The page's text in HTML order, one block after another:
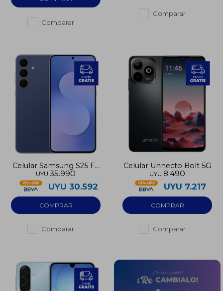
Comparar
Comparar
Celular Samsung S25 FE
5G 512GB
UYU 35.990
UYU 30.592
Comparar
Celular Unnecto Bolt 5G
UYU 8.490
UYU 7.217
Comparar